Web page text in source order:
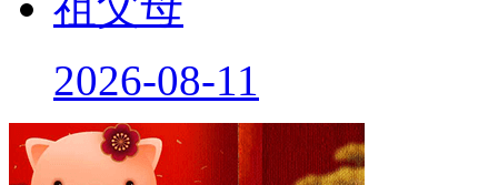
2026-08-11